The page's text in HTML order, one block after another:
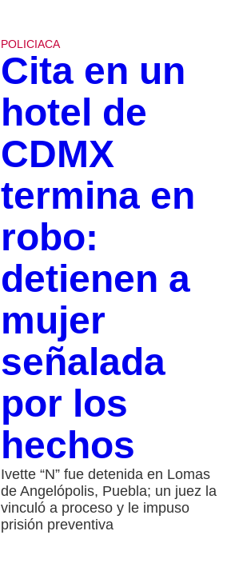
POLICIACA
Cita en un
hotel de
CDMX
termina en
robo:
detienen a
mujer
señalada
por los
hechos
Ivette “N” fue detenida en Lomas
de Angelópolis, Puebla; un juez la
vinculó a proceso y le impuso
prisión preventiva